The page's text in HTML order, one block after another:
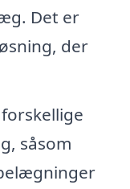
Det er
der
såsom